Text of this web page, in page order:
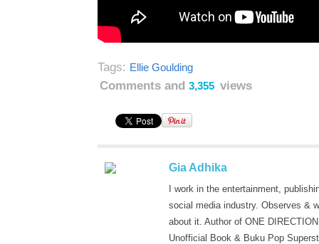
Tags: Ellie Goulding
Comments and 3,355 views
Gia Adhika
I work in the entertainment,
social media industry. Observes &
about it. Author of ONE
Unofficial Book & Buku Pop